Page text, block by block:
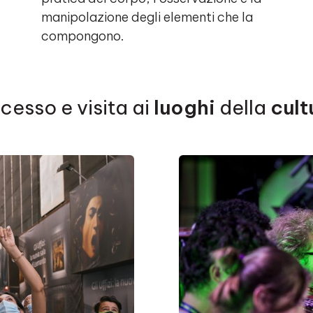
manipolazione degli elementi che la
compongono.
e visita ai luoghi della